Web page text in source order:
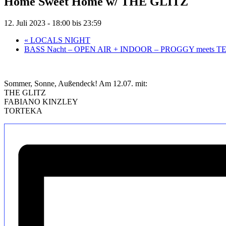
12. Juli 2023 - 18:00 bis 23:59
« LOCALS NIGHT
BASS Nacht – OPEN AIR + INDOOR – PROGGY meets
Sommer, Sonne, Außendeck! Am 12.07. mit:
THE GLITZ
FABIANO KINZLEY
TORTEKA